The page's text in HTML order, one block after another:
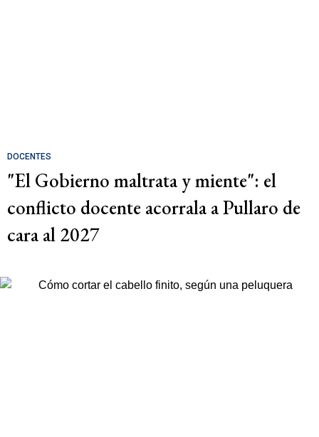
DOCENTES
"El Gobierno maltrata y miente": el
conflicto docente acorrala a Pullaro de
cara al 2027